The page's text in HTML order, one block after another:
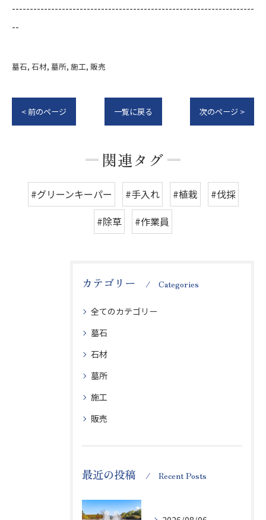
--------------------------------------------------------------------
--
墓石 石材 墓所 施工 販売
< 前のページ 一覧に戻る 次のページ >
関連タグ
#グリーンキーパー #手入れ #植栽
#伐採
#除草
#作業員
カテゴリー Categories
全てのカテゴリー
墓石
石材
墓所
施工
販売
最近の投稿 Recent Posts